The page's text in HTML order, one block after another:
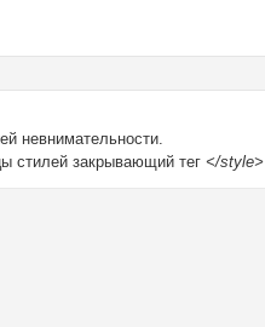
невнимательности.
стилей закрывающий тег</style>